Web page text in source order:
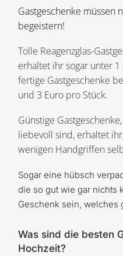
Gastgeschenke müssen
begeistern!
Tolle Reagenzglas-
erhaltet ihr sogar unter
fertige Gastgeschenke
und 3 Euro pro Stück.
Günstige
liebevoll sind, erhaltet
wenigen Handgriffen
Sogar eine hübsch
die so gut wie gar nichts
Geschenk sein, welches
Was sind die besten
Hochzeit?